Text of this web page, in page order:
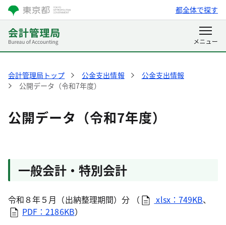
都全体で探す
会計管理局トップ 公金支出情報
公金支出情報
公開データ（令和7年度）
公開データ（令和7年度）
一般会計・特別会計
令和８年５月（出納整理期間）分 （ xlsx：749KB、
PDF：2186KB）